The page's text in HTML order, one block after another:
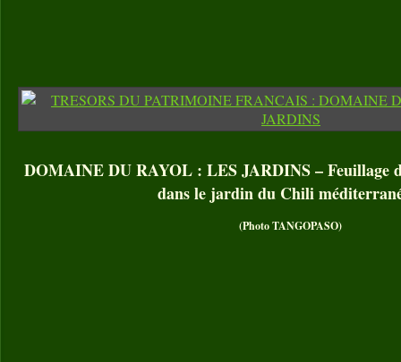
DOMAINE DU RAYOL : LES JARDINS – Feuillage
dans le jardin du Chili
(Photo TANGOPASO)